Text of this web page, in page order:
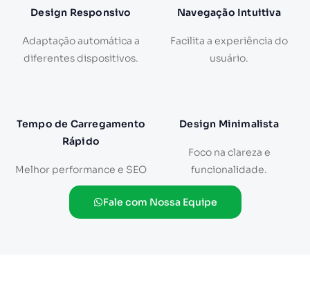
Design Responsivo
Adaptação automática a
diferentes dispositivos.
Navegação Intuitiva
Facilita a experiência do
usuário.
Tempo de Carregamento
Rápido
Melhor performance e SEO
Design Minimalista
Foco na clareza e
funcionalidade.
Fale com Nossa Equipe